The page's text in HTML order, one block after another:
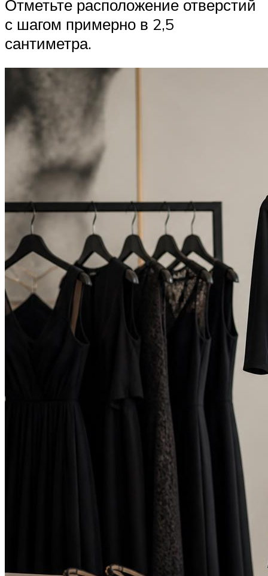
Отметьте расположение отверстий
с шагом примерно в 2,5
сантиметра.